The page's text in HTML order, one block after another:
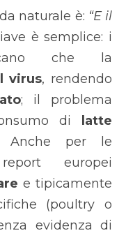
naturale è: “E il
è semplice: i
che la
virus, rendendo
; il problema
di
latte
Anche per le
europei
e tipicamente
(poultry o
evidenza di